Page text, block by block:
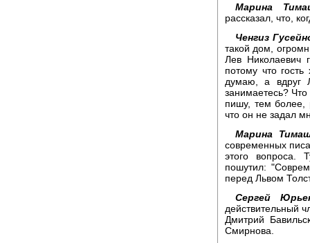
Марина
рассказал, что,
Ченгиз
такой дом,
Лев Николаевич
потому что
думаю, а вдруг
занимаетесь?
пишу, тем более,
что он не задал
Марина
современных
этого вопроса.
пошутил:
перед Львом
Сергей
действительный
Дмитрий
Смирнова.